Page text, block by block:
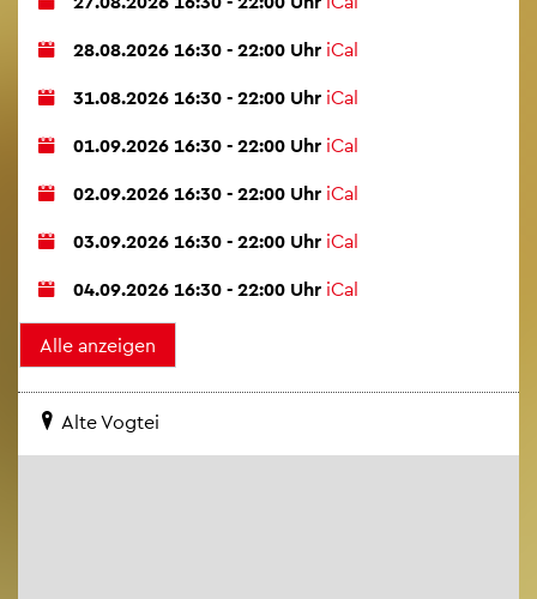
28.08.2026 16:30 - 22:00 Uhr iCal
31.08.2026 16:30 - 22:00 Uhr iCal
01.09.2026 16:30 - 22:00 Uhr iCal
02.09.2026 16:30 - 22:00 Uhr iCal
03.09.2026 16:30 - 22:00 Uhr iCal
04.09.2026 16:30 - 22:00 Uhr iCal
Alte Vog­tei